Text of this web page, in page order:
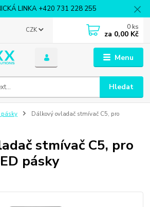
LINKA +420 731 228 255
Menu
CZK
Hledat
0 ks
za 0,00 Kč
pásky
Dálkový ovladač stmívač C5, pro
stmívač C5, pro
pásky